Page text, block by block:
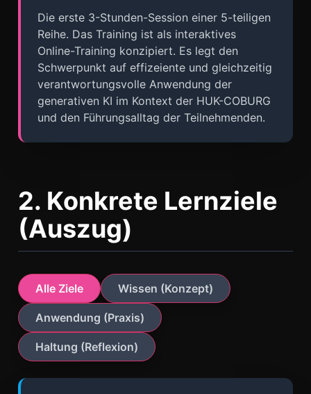
Die erste 3-Stunden-Session einer 5-teiligen
Reihe. Das Training ist als interaktives
Online-Training konzipiert. Es legt den
Schwerpunkt auf effizeiente und gleichzeitig
verantwortungsvolle Anwendung der
generativen KI im Kontext der HUK-COBURG
und den Führungsalltag der Teilnehmenden.
2. Konkrete Lernziele
(Auszug)
Alle Ziele Wissen (Konzept)
Anwendung (Praxis)
Haltung (Reflexion)